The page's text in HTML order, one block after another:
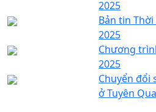
2025
Bản tin
2025
Chương
2025
Chuyển đổi
ở Tuyên